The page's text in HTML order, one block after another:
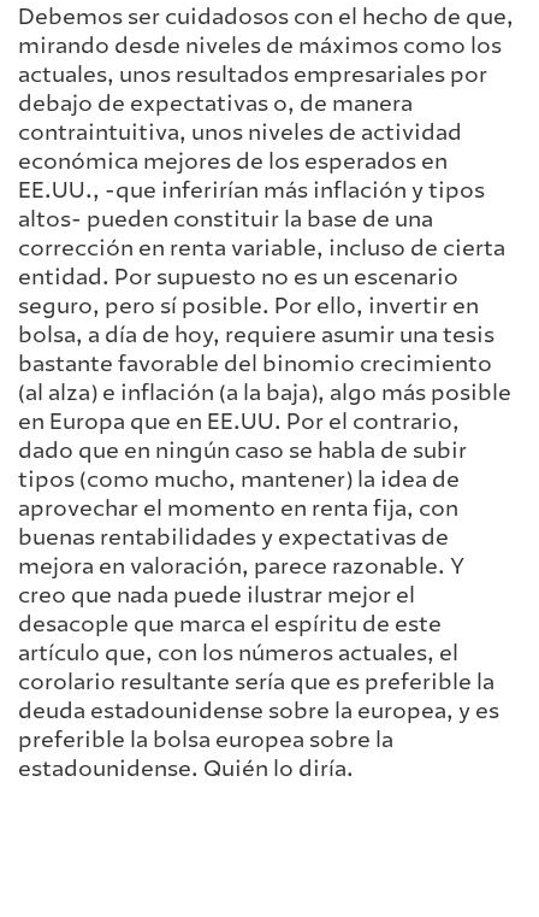
Debemos ser cuidadosos con el hecho de que,
mirando desde niveles de máximos como los
actuales, unos resultados empresariales por
debajo de expectativas o, de manera
contraintuitiva, unos niveles de actividad
económica mejores de los esperados en
EE.UU., -que inferirían más inflación y tipos
altos- pueden constituir la base de una
corrección en renta variable, incluso de cierta
entidad. Por supuesto no es un escenario
seguro, pero sí posible. Por ello, invertir en
bolsa, a día de hoy, requiere asumir una tesis
bastante favorable del binomio crecimiento
(al alza) e inflación (a la baja), algo más posible
en Europa que en EE.UU. Por el contrario,
dado que en ningún caso se habla de subir
tipos (como mucho, mantener) la idea de
aprovechar el momento en renta fija, con
buenas rentabilidades y expectativas de
mejora en valoración, parece razonable. Y
creo que nada puede ilustrar mejor el
desacople que marca el espíritu de este
artículo que, con los números actuales, el
corolario resultante sería que es preferible la
deuda estadounidense sobre la europea, y es
preferible la bolsa europea sobre la
estadounidense. Quién lo diría.